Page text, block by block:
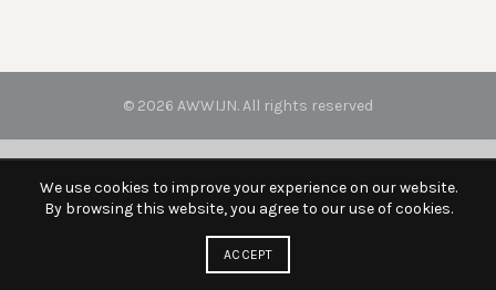
© 2026 AWWIJN. All rights reserved
We use cookies to improve your experience on our website.
By browsing this website, you agree to our use of cookies.
ACCEPT